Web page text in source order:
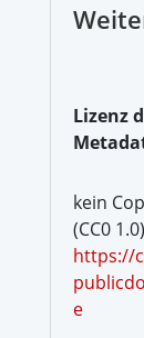
Lizenz
kein
(CC0 1.0)
https://
e